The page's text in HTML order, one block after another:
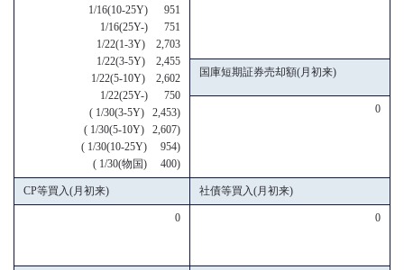
1/16(10-25Y) 951
1/16(25Y-) 751
1/22(1-3Y) 2,703
1/22(3-5Y) 2,455
1/22(5-10Y) 2,602
1/22(25Y-) 750
( 1/30(3-5Y) 2,453)
( 1/30(5-10Y) 2,607)
( 1/30(10-25Y) 954)
( 1/30(物国) 400)
国庫短期証券売却額(月初来)
0
CP等買入(月初来) 社債等買入(月初来)
0 0